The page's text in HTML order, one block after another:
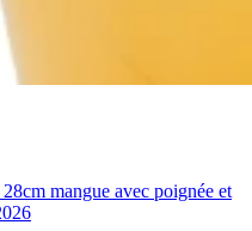
mangue avec poignée et